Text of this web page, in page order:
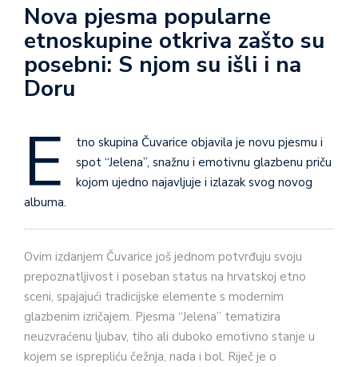
Nova pjesma popularne
etnoskupine otkriva zašto su
posebni: S njom su išli i na
Doru
E
tno skupina Čuvarice objavila je novu pjesmu i
spot “Jelena”, snažnu i emotivnu glazbenu priču
kojom ujedno najavljuje i izlazak svog novog
albuma.
Ovim izdanjem Čuvarice još jednom potvrđuju svoju
prepoznatljivost i poseban status na hrvatskoj etno
sceni, spajajući tradicijske elemente s modernim
glazbenim izričajem. Pjesma “Jelena” tematizira
neuzvraćenu ljubav, tiho ali duboko emotivno stanje u
kojem se isprepliću čežnja, nada i bol. Riječ je o